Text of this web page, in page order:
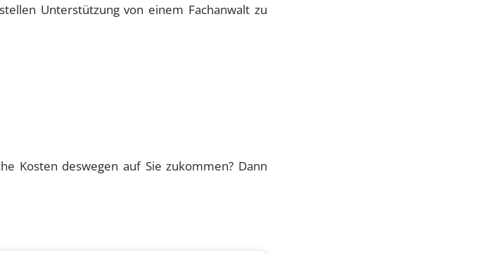
Unterstützung von einem Fachanwalt zu
Kosten deswegen auf Sie zukommen? Dann